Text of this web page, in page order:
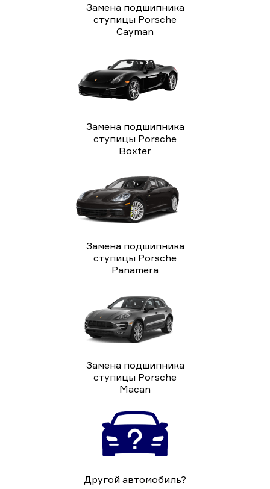
Замена подшипника
ступицы Porsche
Cayman
Замена подшипника
ступицы Porsche
Boxter
Замена подшипника
ступицы Porsche
Panamera
Замена подшипника
ступицы Porsche
Macan
Другой автомобиль?